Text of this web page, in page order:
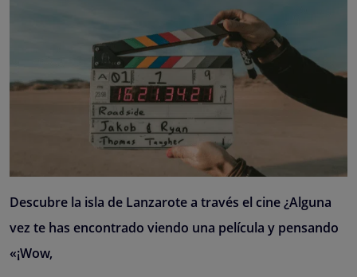
Descubre la isla de Lanzarote a través el cine ¿Alguna
vez te has encontrado viendo una película y pensando
«¡Wow,